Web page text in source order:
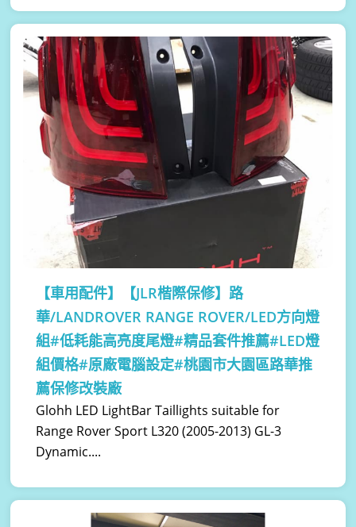
【車用配件】
【JLR楷際保修】路
華/LANDROVER RANGE ROVER/LED方向燈
組#低耗能高亮度尾燈#精品套件推薦#LED燈
組價格#原廠電腦設定#桃園市大園區路華推
薦保修改裝廠
Glohh LED LightBar Taillights suitable for
Range Rover Sport L320 (2005-2013) GL-3
Dynamic....